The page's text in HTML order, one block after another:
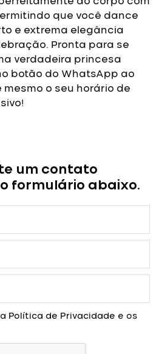
que você dance
e extrema elegância
Pronta para se
verdadeira princesa
botão do WhatsApp ao
mesmo o seu horário de
um contato
formulário abaixo.
Política de Privacidade e os